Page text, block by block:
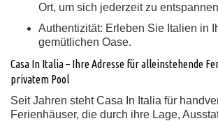
Ort, um sich jederzeit zu
Authentizität: Erleben Sie Italien in
gemütlichen Oase.
Casa In Italia – Ihre Adresse für alleinstehende
privatem Pool
Seit Jahren steht Casa In Italia für
Ferienhäuser, die durch ihre Lage,